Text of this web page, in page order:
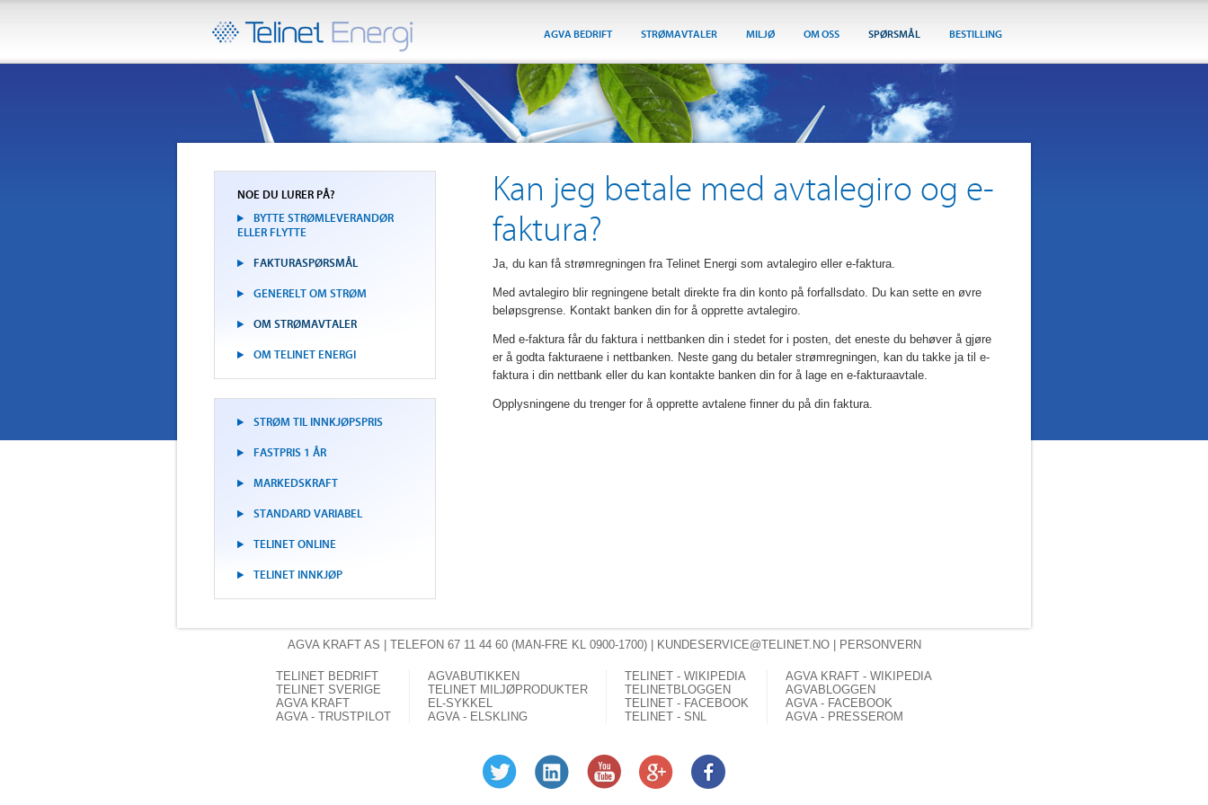
AGVA BEDRIFT STRØMAVTALER MILJØ OM OSS SPØRSMÅL BESTILLING
NOE DU LURER PÅ?
BYTTE STRØMLEVERANDØR
ELLER FLYTTE
FAKTURASPØRSMÅL
GENERELT OM STRØM
OM STRØMAVTALER
OM TELINET ENERGI
STRØM TIL INNKJØPSPRIS
FASTPRIS 1 ÅR
MARKEDSKRAFT
STANDARD VARIABEL
TELINET ONLINE
TELINET INNKJØP
Kan jeg betale med avtalegiro og e-
faktura?
Ja, du kan få strømregningen fra Telinet Energi som avtalegiro eller e-faktura.
Med avtalegiro blir regningene betalt direkte fra din konto på forfallsdato. Du kan sette en øvre
beløpsgrense. Kontakt banken din for å opprette avtalegiro.
Med e-faktura får du faktura i nettbanken din i stedet for i posten, det eneste du behøver å gjøre
er å godta fakturaene i nettbanken. Neste gang du betaler strømregningen, kan du takke ja til e-
faktura i din nettbank eller du kan kontakte banken din for å lage en e-fakturaavtale.
Opplysningene du trenger for å opprette avtalene finner du på din faktura.
AGVA KRAFTAS | TELEFON 67 11 44 60 (MAN-FRE KL 0900-1700) | KUNDESERVICE@TELINET.NO| PERSONVERN
TELINET BEDRIFT
TELINET SVERIGE
AGVA KRAFT
AGVA - TRUSTPILOT
AGVABUTIKKEN
TELINET MILJØPRODUKTER
EL-SYKKEL
AGVA - ELSKLING
TELINET - WIKIPEDIA
TELINETBLOGGEN
TELINET - FACEBOOK
TELINET - SNL
AGVA KRAFT - WIKIPEDIA
AGVABLOGGEN
AGVA - FACEBOOK
AGVA - PRESSEROM